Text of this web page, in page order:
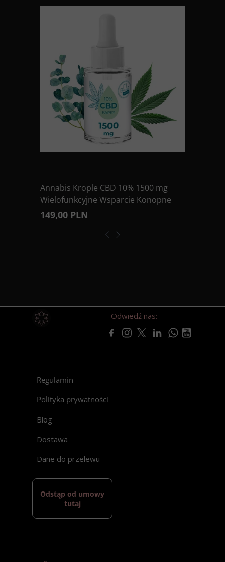
Annabis Krople CBD 10% 1500 mg
Wielofunkcyjne Wsparcie Konopne
149,00 PLN
Odstąp od umowy
tutaj
Blog
Dostawa
Dane do przelewu
Regulamin
Polityka prywatności
Odwiedź nas: